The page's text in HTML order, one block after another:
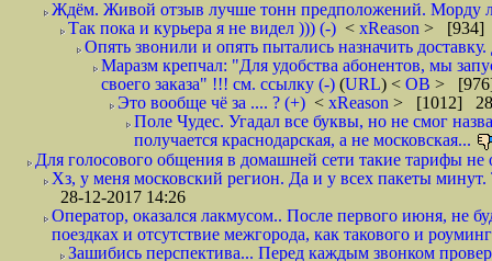
Ждём. Живой отзыв лучше тонн предположений. Морду
Так пока и курьера я не видел ))) (-) < xReason > [934]
Опять звонили и опять пытались назначить
Маразм крепчал: "Для удобства абонентов, мы
своего заказа" !!! см. ссылку (-) (URL) < ОВ >
Это вообще чё за .... ? (+) < xReason > [1012]
Поле Чудес. Угадал все буквы, но не смог
получается краснодарская, а не московская...
Для голосового общения в домашней сети такие тарифы не
Хз, у меня московский регион. Да и у всех пакеты
28-12-2017 14:26
Оператор, оказался лакмусом.. После первого июня, не
поездках и отсутствие межгорода, как такового и
Зашибись перспектива... Перед каждым звонком